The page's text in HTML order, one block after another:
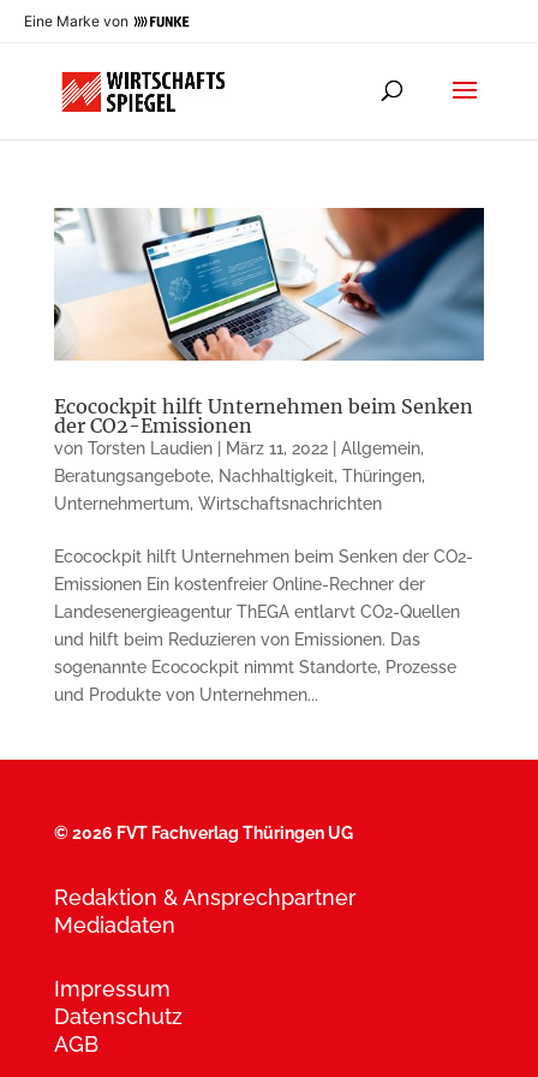
Eine Marke von
Ecocockpit hilft Unternehmen beim Senken
der CO2-Emissionen
von Torsten Laudien| März 11, 2022| Allgemein,
Beratungsangebote, Nachhaltigkeit, Thüringen,
Unternehmertum, Wirtschaftsnachrichten
Ecocockpit hilft Unternehmen beim Senken der CO2-
Emissionen Ein kostenfreier Online-Rechner der
Landesenergieagentur ThEGA entlarvt CO2-Quellen
und hilft beim Reduzieren von Emissionen. Das
sogenannte Ecocockpit nimmt Standorte, Prozesse
und Produkte von Unternehmen...
©2026 FVT Fachverlag Thüringen UG
Redaktion & Ansprechpartner
Mediadaten
Impressum
Datenschutz
AGB